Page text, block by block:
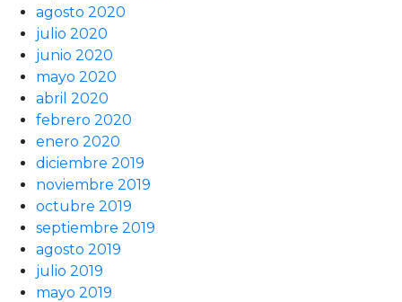
agosto 2020
julio 2020
junio 2020
mayo 2020
abril 2020
febrero 2020
enero 2020
diciembre 2019
noviembre 2019
octubre 2019
septiembre 2019
agosto 2019
julio 2019
mayo 2019